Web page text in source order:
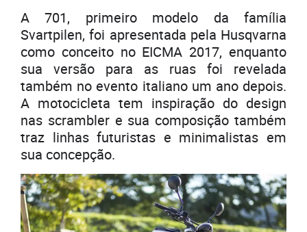
A 701, primeiro modelo da família
Svartpilen, foi apresentada pela Husqvarna
como conceito no EICMA 2017, enquanto
sua versão para as ruas foi revelada
também no evento italiano um ano depois.
A motocicleta tem inspiração do design
nas scrambler e sua composição também
traz linhas futuristas e minimalistas em
sua concepção.